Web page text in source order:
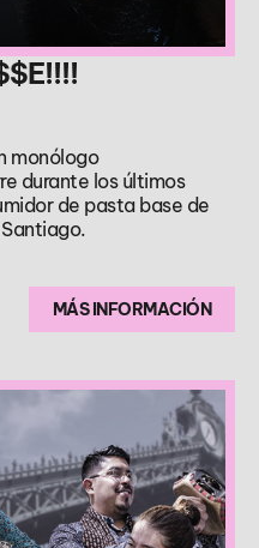
monólogo
durante los últimos
de pasta base de
MÁS INFORMACIÓN